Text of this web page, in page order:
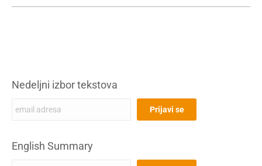
Nedeljni izbor tekstova
English Summary